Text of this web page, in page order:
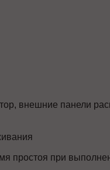
внешние панели
простоя при